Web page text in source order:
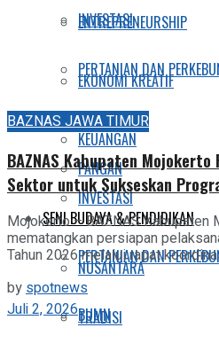
INVESTASI
PERTANIAN DAN
BUMN
PANGAN
SENI BUDAYA & PENDIDIKAN
NUSANTARA
TRADISI
ENTREPRENEURSHIP
EKONOMI KREATIF
KEUANGAN
INVESTASI
PERTANIAN DAN
BUMN
BAZNAS JAWA TIMUR
BAZNAS Kabupaten
Sektor untuk Sukseskan
Mojokerto – BAZNAS Kabupaten
mematangkan persiapan
Tahun 2026 melalui rapat
byspotnews
Juli 2, 2026